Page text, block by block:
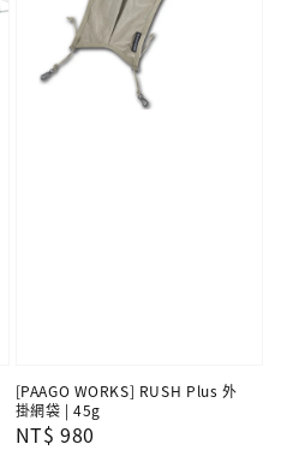
[PAAGO WORKS] RUSH Plus 外
掛網袋 | 45g
Regular
NT$ 980